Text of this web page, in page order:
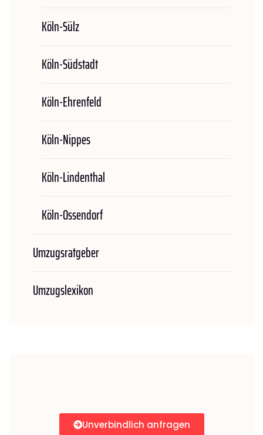
Köln-Sülz
Köln-Südstadt
Köln-Ehrenfeld
Köln-Nippes
Köln-Lindenthal
Köln-Ossendorf
Umzugsratgeber
Umzugslexikon
Unverbindlich anfragen